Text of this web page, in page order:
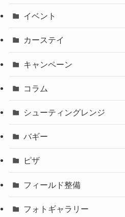
イベント
カーステイ
キャンペーン
コラム
シューティングレンジ
バギー
ピザ
フィールド整備
フォトギャラリー